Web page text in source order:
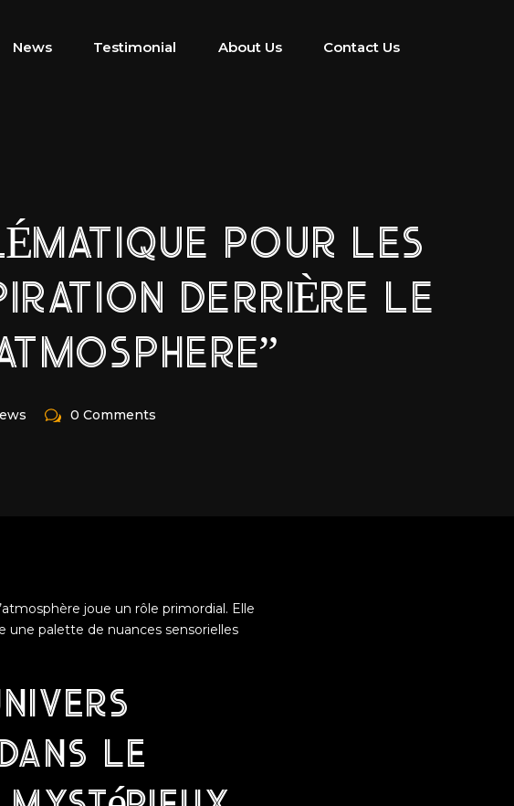
News Testimonial About Us Contact Us
POUR LES
DERRIÈRE LE
0 Comments
joue un rôle primordial. Elle
une palette de nuances sensorielles
le